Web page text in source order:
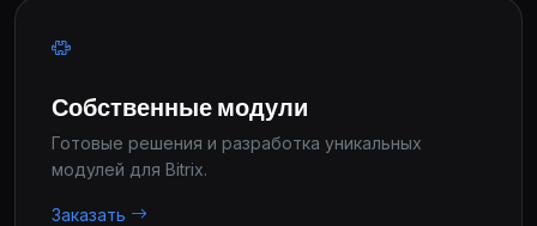
Собственные модули
Готовые решения и разработка уникальных
модулей для Bitrix.
Заказать